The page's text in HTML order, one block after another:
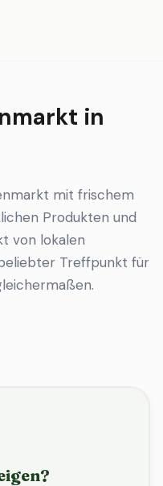
in
mit frischem
Produkten und
von lokalen
Treffpunkt für